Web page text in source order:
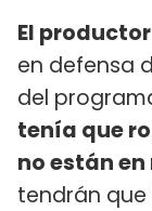
El
en defensa
del
tenía que
no están
tendrán que